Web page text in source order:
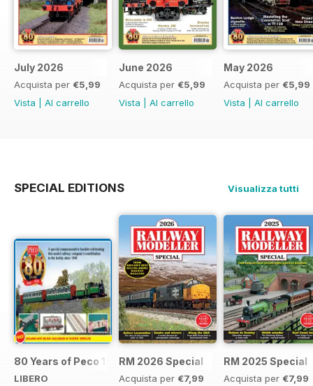
July 2026
Acquista per €5,99
Vista
Al carrello
June 2026
Acquista per €5,99
Vista
Al carrello
May 2026
Acquista per €5,99
Vista
Al carrello
SPECIAL EDITIONS Visualizza tutti
80 Years of Peco 1946 - 2026
LIBERO
RM 2026 Special
Acquista per €7,99
RM 2025 Special
Acquista per €7,99